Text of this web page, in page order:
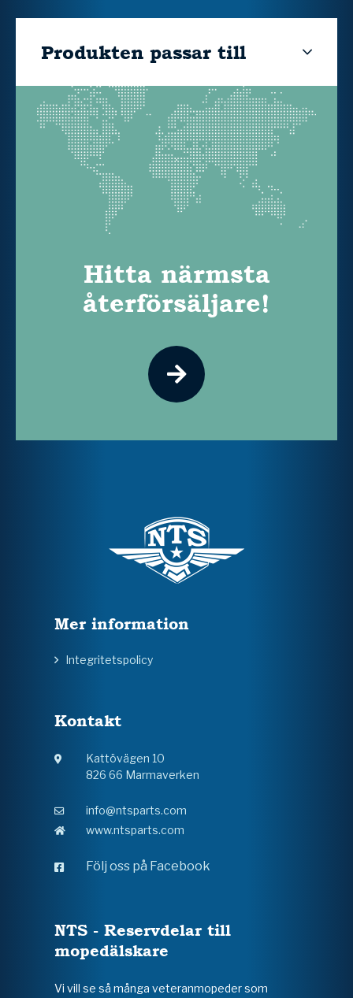
Produkten passar till
Hitta närmsta
återförsäljare!
Mer information
Integritetspolicy
Kontakt
Kattövägen 10
826 66 Marmaverken
info@ntsparts.com
www.ntsparts.com
Följ oss på Facebook
NTS - Reservdelar till
mopedälskare
Vi vill se så många veteranmopeder som